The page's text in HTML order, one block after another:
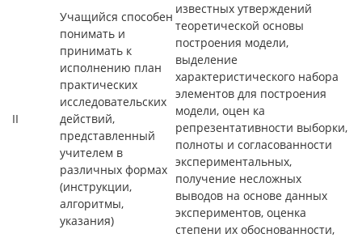
II
Учащийся способен
понимать и
принимать к
исполнению план
практических
исследовательских
действий,
представленный
учителем в
различных формах
(инструкции,
алгоритмы,
указания)
известных утверждений
теоретической основы
построения модели,
выделение
характеристического набора
элементов для построения
модели, оцен ка
репрезентативности выборки,
полноты и согласованности
экспериментальных,
получение несложных
выводов на основе данных
экспериментов, оценка
степени их обоснованности,